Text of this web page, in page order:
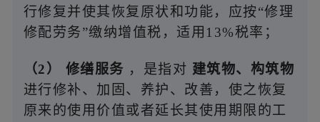
行修复并使其恢复原状和功能，应按“修理
修配劳务”缴纳增值税，适用13%税率；
（2） 修缮服务 ，是指对 建筑物、构筑物
进行修补、加固、养护、改善，使之恢复
原来的使用价值或者延长其使用期限的工